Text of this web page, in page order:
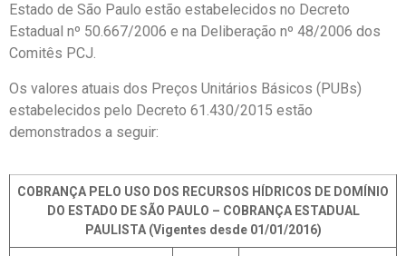
Estado de São Paulo estão estabelecidos no Decreto
Estadual nº 50.667/2006 e na Deliberação nº 48/2006 dos
Comitês PCJ.
Os valores atuais dos Preços Unitários Básicos (PUBs)
estabelecidos pelo Decreto 61.430/2015 estão
demonstrados a seguir:
COBRANÇA PELO USO DOS RECURSOS HÍDRICOS DE DOMÍNIO
DO ESTADO DE SÃO PAULO – COBRANÇA ESTADUAL
PAULISTA (Vigentes desde 01/01/2016)